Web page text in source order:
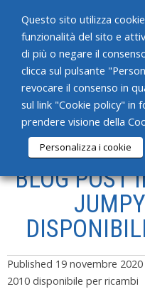
HOME
CHI SIAMO
SERVIZI
PRODOTTI
NEWS
CONTATTI
BLOG POST
Published 19 novembre 2020
2010 disponibile per ricambi
Questo sito utilizza
funzionalità del sito e
di più o negare il
clicca sul pulsante
revocare il consenso in
sul link "Cookie policy" in
prendere visione della
Personalizza i cookie